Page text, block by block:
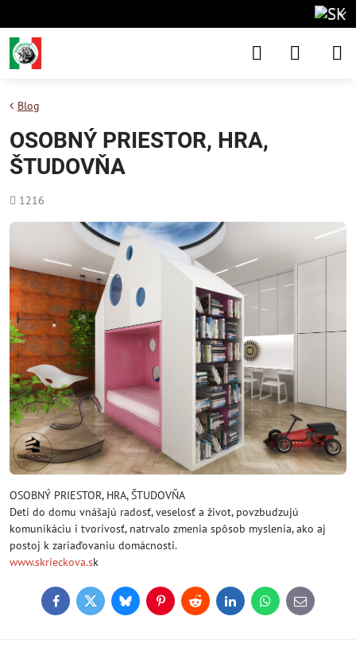
Blog
OSOBNÝ PRIESTOR, HRA,
ŠTUDOVŇA
Počet
1216
OSOBNÝ PRIESTOR, HRA, ŠTUDOVŇA
Deti do domu vnášajú radosť, veselosť a život, povzbudzujú
komunikáciu i tvorivosť, natrvalo zmenia spôsob myslenia, ako aj
postoj k zariaďovaniu domácnosti.
www.skrieckova.sk
FacebookTwitterBlueskyPinterestReddit LinkedInWhatsApp
E-
mail